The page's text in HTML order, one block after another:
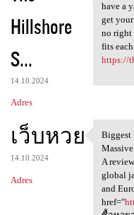
Hillshore
S...
14.10.2024
Adres
have a
get
no right
fits
https://
เว็บหวย
14.10.2024
Adres
Biggest
A
global
and
href="